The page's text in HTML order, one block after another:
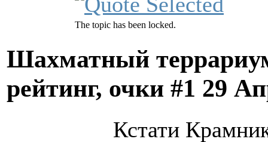
The topic has been locked.
Шахматный
рейтинг, очки #1 29
Кстати